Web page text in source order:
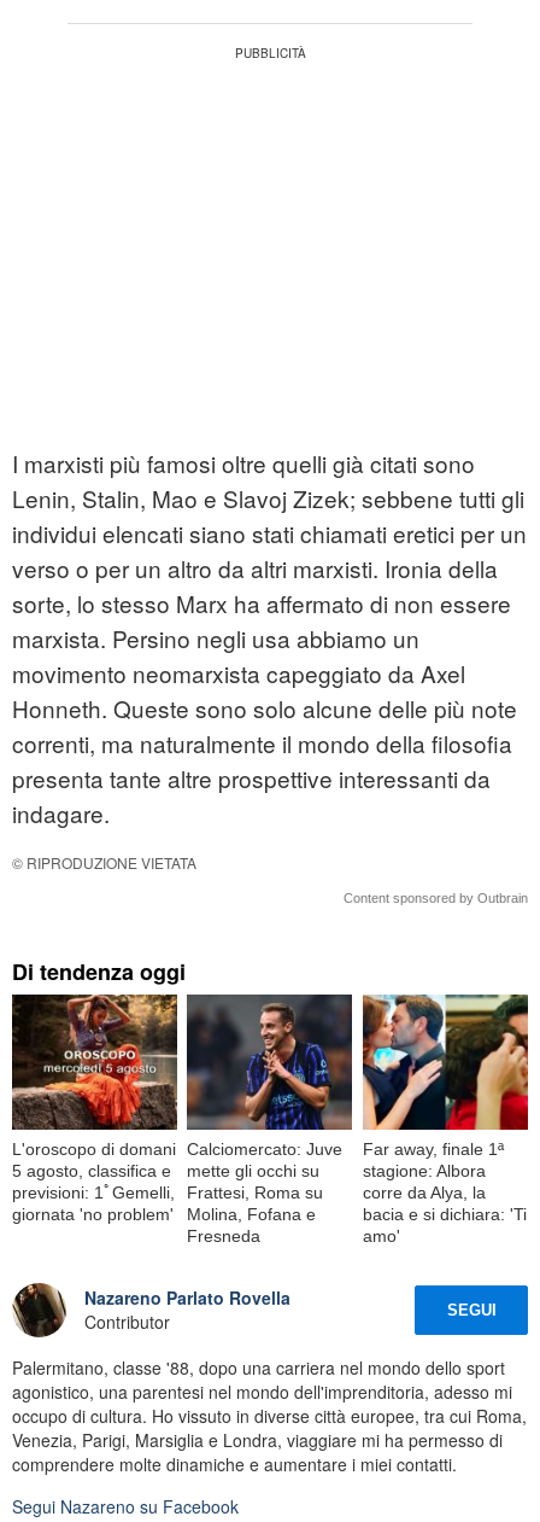
I marxisti più famosi oltre quelli già citati sono
Lenin, Stalin, Mao e Slavoj Zizek; sebbene tutti gli
individui elencati siano stati chiamati eretici per un
verso o per un altro da altri marxisti. Ironia della
sorte, lo stesso Marx ha affermato di non essere
marxista. Persino negli usa abbiamo un
movimento neomarxista capeggiato da Axel
Honneth. Queste sono solo alcune delle più note
correnti, ma naturalmente il mondo della filosofia
presenta tante altre prospettive interessanti da
indagare.
© RIPRODUZIONE VIETATA
Content sponsored by Outbrain
Di tendenza oggi
L'oroscopo di domani
5 agosto, classifica e
previsioni: 1ﾟGemelli,
giornata 'no problem'
Calciomercato: Juve
mette gli occhi su
Frattesi, Roma su
Molina, Fofana e
Fresneda
Far away, finale 1ª
stagione: Albora
corre da Alya, la
bacia e si dichiara: 'Ti
amo'
Nazareno Parlato Rovella
Contributor
SEGUI
Palermitano, classe '88, dopo una carriera nel mondo dello sport
agonistico, una parentesi nel mondo dell'imprenditoria, adesso mi
occupo di cultura. Ho vissuto in diverse città europee, tra cui Roma,
Venezia, Parigi, Marsiglia e Londra, viaggiare mi ha permesso di
comprendere molte dinamiche e aumentare i miei contatti.
Segui Nazareno su Facebook